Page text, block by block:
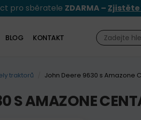
pro sběratele ZDARMA –
BLOG KONTAKT
traktorů John Deere 9630 s Amazone
S AMAZONE